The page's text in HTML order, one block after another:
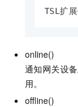
TSL扩
online()
通知网关设
用。
offline()